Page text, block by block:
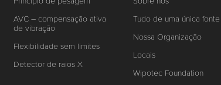
AVC – compensação ativa
de vibração
Flexibilidade sem limites
Detector de raios X
Tudo de uma única fonte
Nossa Organização
Locais
Wipotec Foundation